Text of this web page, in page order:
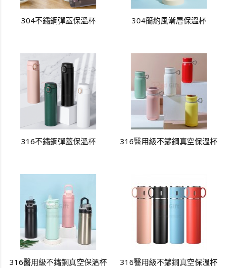
304不鏽鋼彈蓋保溫杯 304簡約風漸層保溫杯
316不鏽鋼彈蓋保溫杯 316醫用級不鏽鋼真空保溫杯
316醫用級不鏽鋼真空保溫杯 316醫用級不鏽鋼真空保溫杯